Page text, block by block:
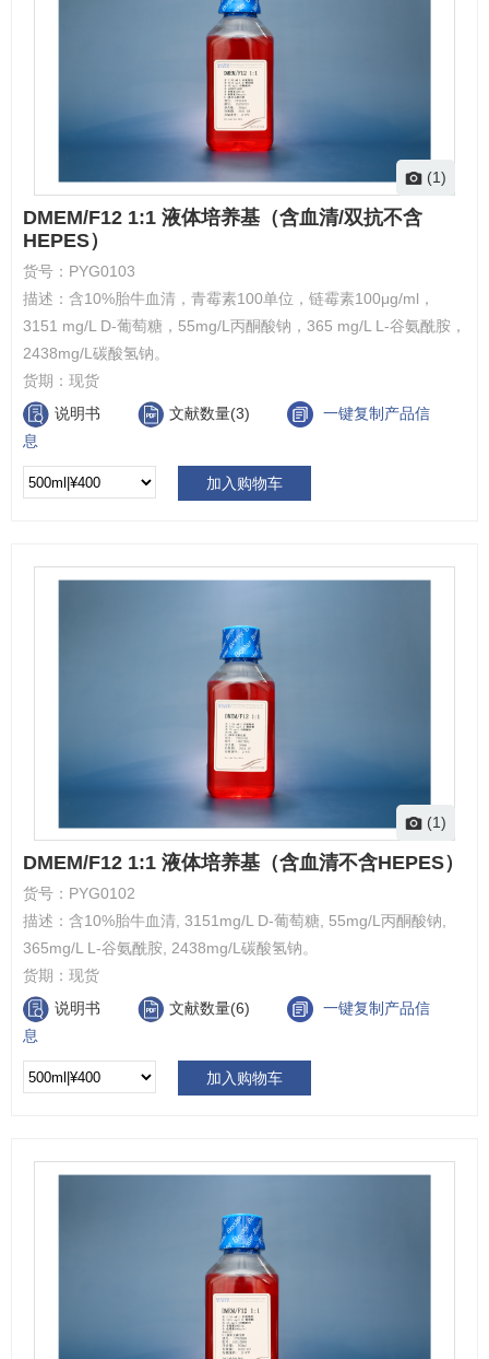
(1)
DMEM/F12 1:1 液体培养基（含血清/双抗不含
HEPES）
货号： PYG0103
描述： 含10%胎牛血清，青霉素100单位，链霉素100μg/ml，
3151 mg/L D-葡萄糖，55mg/L丙酮酸钠，365 mg/L L-谷氨酰胺，
2438mg/L碳酸氢钠。
货期： 现货
说明书
文献数量(3)
一键复制产品信
息
加入购物车
(1)
DMEM/F12 1:1 液体培养基（含血清不含HEPES）
货号： PYG0102
描述： 含10%胎牛血清, 3151mg/L D-葡萄糖, 55mg/L丙酮酸钠,
365mg/L L-谷氨酰胺, 2438mg/L碳酸氢钠。
货期： 现货
说明书
文献数量(6)
一键复制产品信
息
加入购物车